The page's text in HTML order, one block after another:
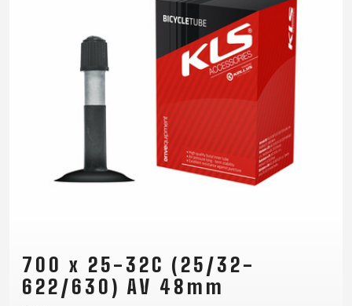
700 x 25-32C (25/32-
622/630) AV 48mm